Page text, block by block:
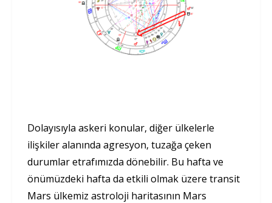
Dolayısıyla askeri konular, diğer ülkelerle
ilişkiler alanında agresyon, tuzağa çeken
durumlar etrafımızda dönebilir. Bu hafta ve
önümüzdeki hafta da etkili olmak üzere transit
Mars ülkemiz astroloji haritasının Mars